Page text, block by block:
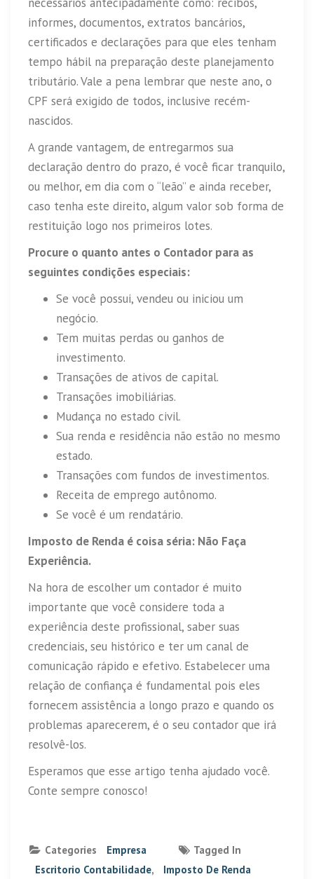
informes, documentos, extratos bancários,
certificados e declarações para que eles tenham
tempo hábil na preparação deste planejamento
tributário. Vale a pena lembrar que neste ano, o
CPF será exigido de todos, inclusive recém-
nascidos.
A grande vantagem, de entregarmos sua
declaração dentro do prazo, é você ficar tranquilo,
ou melhor, em dia com o “leão” e ainda receber,
caso tenha este direito, algum valor sob forma de
restituição logo nos primeiros lotes.
Procure o quanto antes o Contador para as
seguintes condições especiais:
Se você possui, vendeu ou iniciou um
negócio.
Tem muitas perdas ou ganhos de
investimento.
Transações de ativos de capital.
Transações imobiliárias.
Mudança no estado civil.
Sua renda e residência não estão no mesmo
estado.
Transações com fundos de investimentos.
Receita de emprego autônomo.
Se você é um rendatário.
Imposto de Renda é coisa séria: Não Faça
Experiência.
Na hora de escolher um contador é muito
importante que você considere toda a
experiência deste profissional, saber suas
credenciais, seu histórico e ter um canal de
comunicação rápido e efetivo. Estabelecer uma
relação de confiança é fundamental pois eles
fornecem assistência a longo prazo e quando os
problemas aparecerem, é o seu contador que irá
resolvê-los.
Esperamos que esse artigo tenha ajudado você.
Conte sempre conosco!
Categories Empresa
Tagged In
Escritorio Contabilidade,
Imposto De Renda